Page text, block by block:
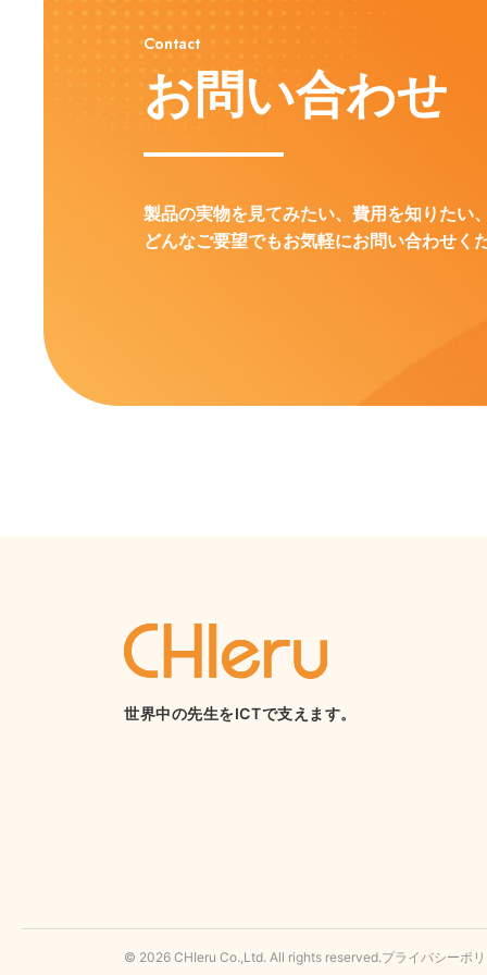
Contact
お問い合わせ
製品の実物を見てみたい、費用を知りたい
どんなご要望でもお気軽にお問い合わせく
世界中の先生をICTで支えます。
© 2026 CHIeru Co.,Ltd. All rights reserved.プライバシーポ